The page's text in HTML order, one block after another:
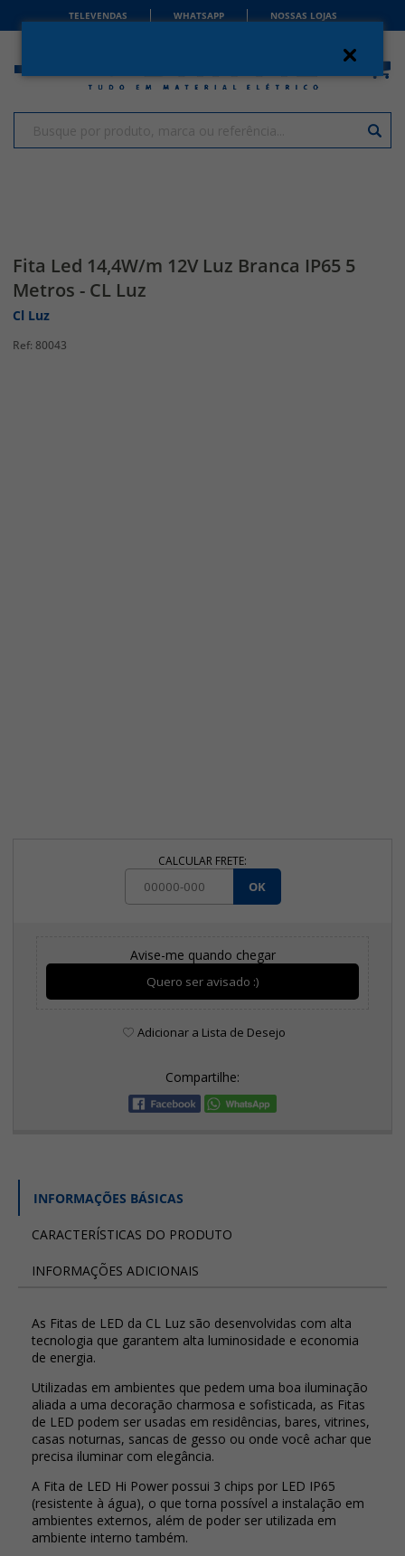
TELEVENDAS WHATSAPP NOSSAS LOJAS
Fita Led 14,4W/m 12V Luz Branca IP65 5
Metros - CL Luz
Cl Luz
80043
CALCULAR FRETE:
OK
Avise-me quando chegar
Quero ser avisado :)
Adicionar a Lista de Desejo
Compartilhe:
INFORMAÇÕES BÁSICAS
CARACTERÍSTICAS DO PRODUTO
INFORMAÇÕES ADICIONAIS
As Fitas de LED da CL Luz são desenvolvidas com alta
tecnologia que garantem alta luminosidade e economia
de energia.
Utilizadas em ambientes que pedem uma boa iluminação
aliada a uma decoração charmosa e sofisticada, as Fitas
de LED podem ser usadas em residências, bares, vitrines,
casas noturnas, sancas de gesso ou onde você achar que
precisa iluminar com elegância.
A Fita de LED Hi Power possui 3 chips por LED IP65
(resistente à água), o que torna possível a instalação em
ambientes externos, além de poder ser utilizada em
ambiente interno também.